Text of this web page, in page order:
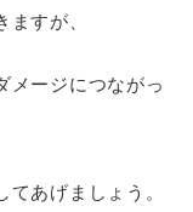
すが、
メージにつながっ
あげましょう。